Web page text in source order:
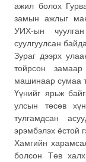
ажил болох
замын ажлыг
УИХ-ын
суулгуулсан
Зураг дээрх
тойрсон
машинаар сумаа
Үүнийг ярьж
улсын төсөв
тулгамдсан
эрэмбэлэх ёстой
Хамгийн
болсон Төв